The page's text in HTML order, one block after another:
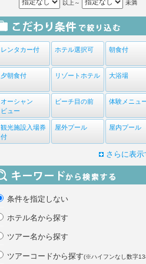
以上～ 未満
レンタカー付 ホテル選択可 朝食付
夕朝食付 リゾートホテル 大浴場
オーシャン
ビュー
ビーチ目の前 体験メニュ
観光施設入場券
付
屋外プール 屋内プール
さらに表示
条件を指定しない
ホテル名から探す
ツアー名から探す
ツアーコードから探す(※ハイフンなし数字13